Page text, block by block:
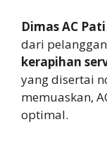
Dimas AC Pati
dari
kerapihan
yang disertai
memuaskan,
optimal.